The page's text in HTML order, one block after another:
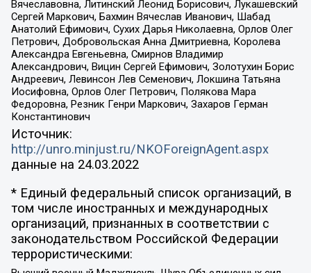
Вячеславовна, Литинский Леонид Борисович, Лукашевский
Сергей Маркович, Бахмин Вячеслав Иванович, Шабад
Анатолий Ефимович, Сухих Дарья Николаевна, Орлов Олег
Петрович, Добровольская Анна Дмитриевна, Королева
Александра Евгеньевна, Смирнов Владимир
Александрович, Вицин Сергей Ефимович, Золотухин Борис
Андреевич, Левинсон Лев Семенович, Локшина Татьяна
Иосифовна, Орлов Олег Петрович, Полякова Мара
Федоровна, Резник Генри Маркович, Захаров Герман
Константинович
Источник:
http://unro.minjust.ru/NKOForeignAgent.aspx
данные на 24.03.2022
* Единый федеральный список организаций, в
том числе иностранных и международных
организаций, признанных в соответствии с
законодательством Российской Федерации
террористическими: